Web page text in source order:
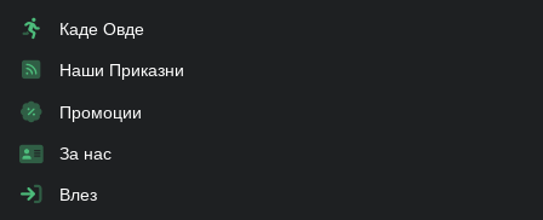
Каде Овде
Наши Приказни
Промоции
За нас
Влез